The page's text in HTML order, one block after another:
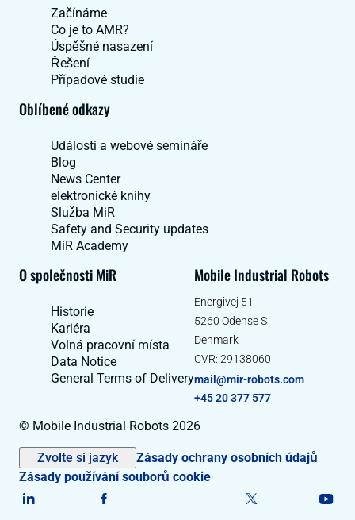
Začínáme
Co je to AMR?
Úspěšné nasazení
Řešení
Případové studie
Oblíbené odkazy
Události a webové semináře
Blog
News Center
elektronické knihy
Služba MiR
Safety and Security updates
MiR Academy
O společnosti MiR
Historie
Kariéra
Volná pracovní místa
Data Notice
General Terms of Delivery
Mobile Industrial Robots
Energivej 51
5260 Odense S
Denmark
CVR: 29138060
mail@mir-robots.com
+45 20 377 577
© Mobile Industrial Robots 2026
Zvolte si jazyk
Zásady ochrany osobních údajů
Zásady používání souborů cookie